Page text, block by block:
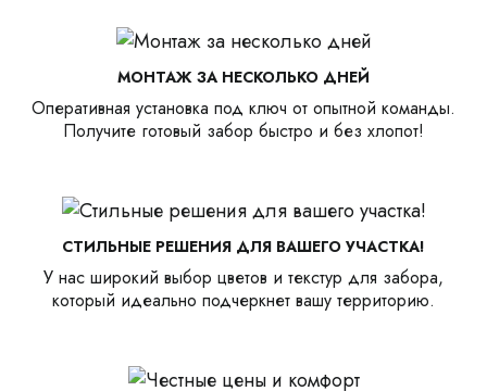
МОНТАЖ ЗА НЕСКОЛЬКО ДНЕЙ
Оперативная установка под ключ от опытной команды.
Получите готовый забор быстро и без хлопот!
СТИЛЬНЫЕ РЕШЕНИЯ ДЛЯ ВАШЕГО УЧАСТКА!
У нас широкий выбор цветов и текстур для забора,
который идеально подчеркнет вашу территорию.